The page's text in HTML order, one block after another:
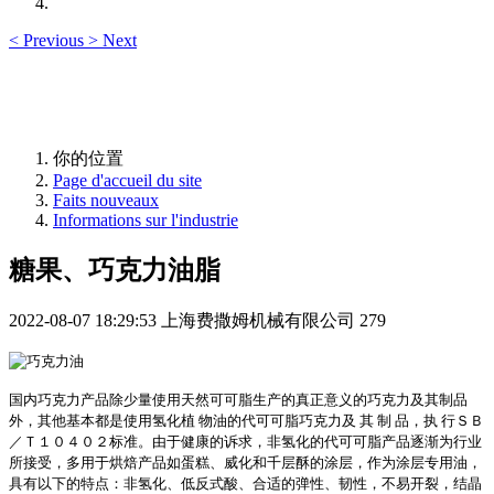
< Previous > Next
你的位置
Page d'accueil du site
Faits nouveaux
Informations sur l'industrie
糖果、巧克力油脂
2022-08-07 18:29:53 上海费撒姆机械有限公司 279
国内巧克力产品除少量使用天然可可脂生产的真正意义的巧克力及其制品
外 ， 其他基本都是使用氢化植 物油的代可可脂巧克力及 其 制 品 ， 执 行 ＳＢ
／ Ｔ１０４０２ 标准。 由于健康的诉求 ， 非氢化的代可可脂产品逐渐为行业
所接受 ， 多用于烘焙产品如蛋糕 威化和千层酥的涂层 ， 作为涂层专用油 ，
具有以下的特点 ： 非氢化 低反式酸 合适的弹性 韧性 ， 不易开裂 ， 结晶